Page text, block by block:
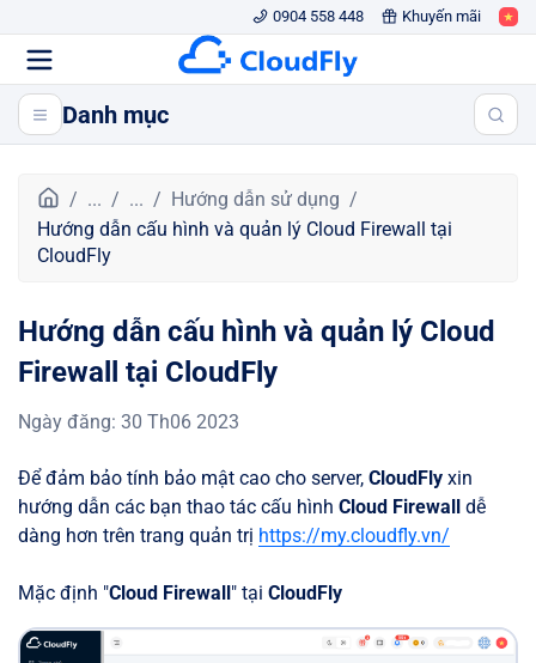
0904 558 448 Khuyến mãi
Danh mục
r
a
c
ủ
... ...
Hướng dẫn sử dụng
Hướng dẫn cấu hình và quản lý Cloud Firewall tại
CloudFly
Hướng dẫn cấu hình và quản lý Cloud
Firewall tại CloudFly
Ngày đăng: 30 Th06 2023
Để đảm bảo tính bảo mật cao cho server, CloudFly xin
hướng dẫn các bạn thao tác cấu hình Cloud Firewall
dễ
dàng hơn trên trang quản trị https://my.cloudfly.vn/
Mặc định "Cloud Firewall " tại CloudFly